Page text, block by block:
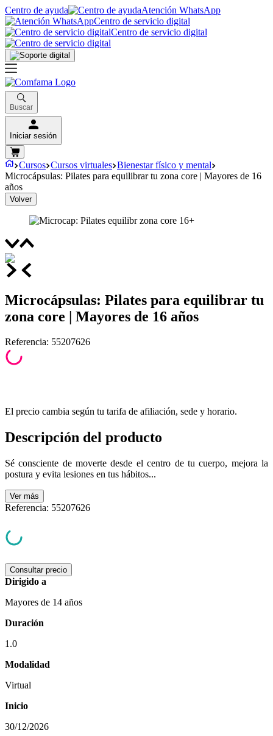
Centro de ayuda
Atención WhatsApp
Centro de servicio digital
Centro de servicio digital
Buscar
Iniciar sesión
Cursos Cursos virtuales Bienestar físico y mental
Microcápsulas: Pilates para equilibrar tu zona core | Mayores de 16
años
Volver
Microcápsulas: Pilates para equilibrar tu
zona core | Mayores de 16 años
Referencia: 55207626
El precio cambia según tu tarifa de afiliación, sede y horario.
Descripción del producto
Sé consciente de moverte desde el centro de tu cuerpo, mejora la
postura y evita lesiones en tus hábitos...
Ver más
Referencia: 55207626
Consultar precio
Dirigido a
Mayores de 14 años
Duración
1.0
Modalidad
Virtual
Inicio
30/12/2026